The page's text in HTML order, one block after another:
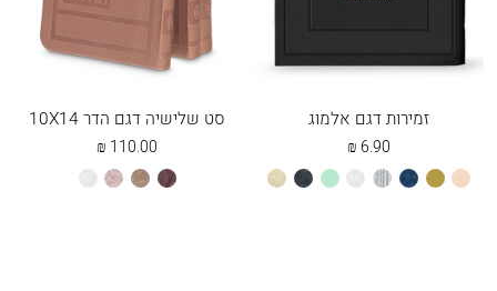
זמירות דגם אלמוג
6.90
₪
אפרסקזהב כחול כסוף לבן מנטהשחור שמנת
סט שלישיה דגם הדר 10X14
110.00
₪
חוםחום כספסף
לבן